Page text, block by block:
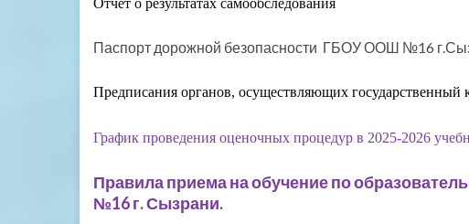
Отчет о результатах самообследования
Паспорт дорожной безопасности ГБОУ ООШ №16
Предписания органов, осуществляющих государственный
График проведения оценочных процедур в 2025-2026
Правила приема на обучение по
№16 г. Сызрани.